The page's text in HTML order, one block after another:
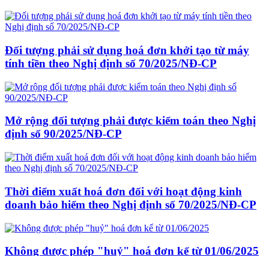
Đối tượng phải sử dụng hoá đơn khởi tạo từ máy
tính tiền theo Nghị định số 70/2025/NĐ-CP
Mở rộng đối tượng phải được kiểm toán theo Nghị
định số 90/2025/NĐ-CP
Thời điểm xuất hoá đơn đối với hoạt động kinh
doanh bảo hiểm theo Nghị định số 70/2025/NĐ-CP
Không được phép "huỷ" hoá đơn kể từ 01/06/2025